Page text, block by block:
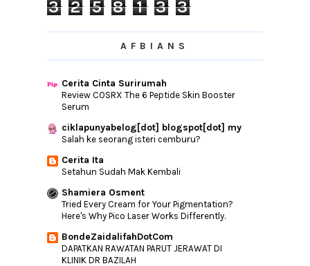
Box Of Joy?
Cantik, Mewah ,Bling Bling Dan Seni Halus
Untuk Ke...
Check SEO Blog Bila Tukar Template1
OST Awak Sangat Nakal
Cik Tomboy Encik Bodyguard Di TV2
Body Milk
Bila Buat Kerja Di Luar Bidang
Tukar Template Gara-Gara Tidak Boleh
Baca Artikel ...
CPUV Nuffnang | Bila Boleh Cash Out?
All In One Cleansing Tissue Dari Lamuel
Beauty Ses...
Untuk ibubapa yang mempunyai anak
yang akan mendud...
3 2 5 8 1 3 3
AFBIANS
Cerita Cinta Surirumah
Review COSRX The 6 Peptide Skin Booster
Serum
ciklapunyabelog[dot] blogspot[dot] my
Salah ke seorang isteri cemburu?
Cerita Ita
Setahun Sudah Mak Kembali
Shamiera Osment
Tried Every Cream for Your Pigmentation?
Here's Why Pico Laser Works Differently.
BondeZaidalifahDotCom
DAPATKAN RAWATAN PARUT JERAWAT DI
KLINIK DR BAZILAH